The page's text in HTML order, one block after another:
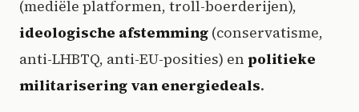
(mediële platformen, troll-boerderijen),
ideologische afstemming (conservatisme,
anti-LHBTQ, anti-EU-posities) en politieke
militarisering van energiedeals.